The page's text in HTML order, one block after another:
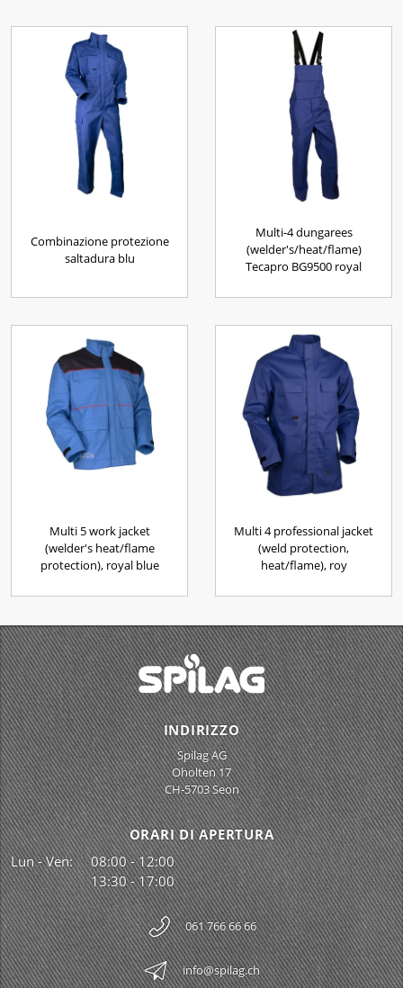
Combinazione protezione
saltadura blu
Multi-4 dungarees
(welder's/heat/flame)
Tecapro BG9500 royal
Multi 5 work jacket
(welder's heat/flame
protection), royal blue
Multi 4 professional jacket
(weld protection,
heat/flame), roy
INDIRIZZO
Spilag AG
Oholten 17
CH-5703 Seon
ORARI DI APERTURA
Lun - Ven:
08:00 - 12:00
13:30 - 17:00
061 766 66 66
info@spilag.ch